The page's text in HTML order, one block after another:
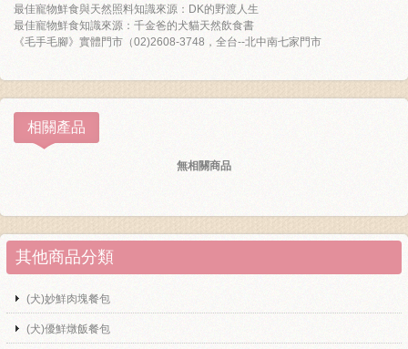
最佳寵物鮮食與天然照料知識來源：DK的野渡人生
最佳寵物鮮食知識來源：千金爸的犬貓天然飲食書
《毛手毛腳》實體門市（02)2608-3748，全台--北中南七家門市
相關產品
無相關商品
其他商品分類
(犬)妙鮮肉塊餐包
(犬)優鮮燉飯餐包